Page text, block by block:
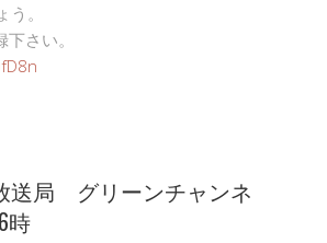
。
さい。
送局 グリーンチャンネ
時